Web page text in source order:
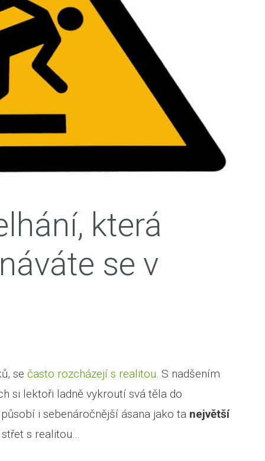
která
se v
se často rozcházejí s realitou. S nadšením
si lektoři ladně vykroutí svá těla do
i sebenáročnější ásana jako ta největší
s realitou…